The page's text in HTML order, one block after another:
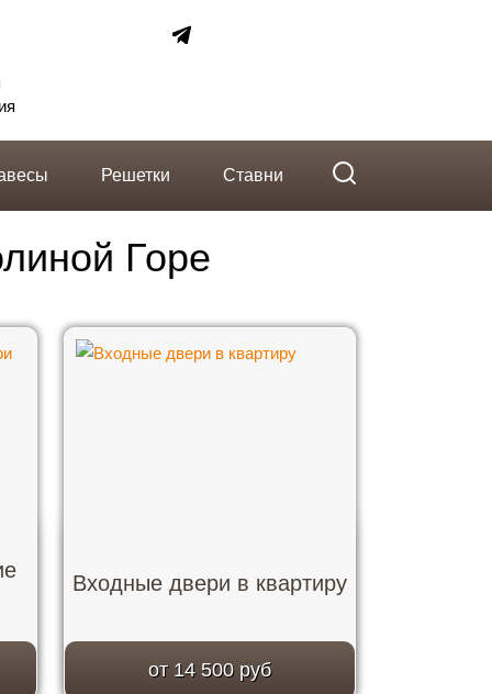
Решетки Ставни
Горе
Входные двери в квартиру
от 14 500 руб